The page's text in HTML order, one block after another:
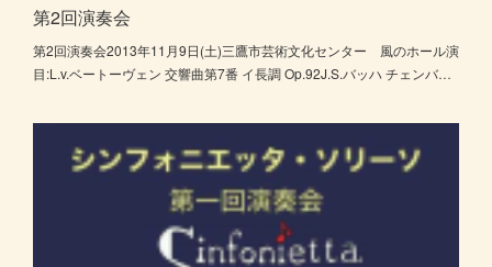
第2回演奏会
第2回演奏会2013年11月9日(土)三鷹市芸術文化センター 風のホール演
目:L.v.ベートーヴェン 交響曲第7番 イ長調 Op.92J.S.バッハ チェンバ…